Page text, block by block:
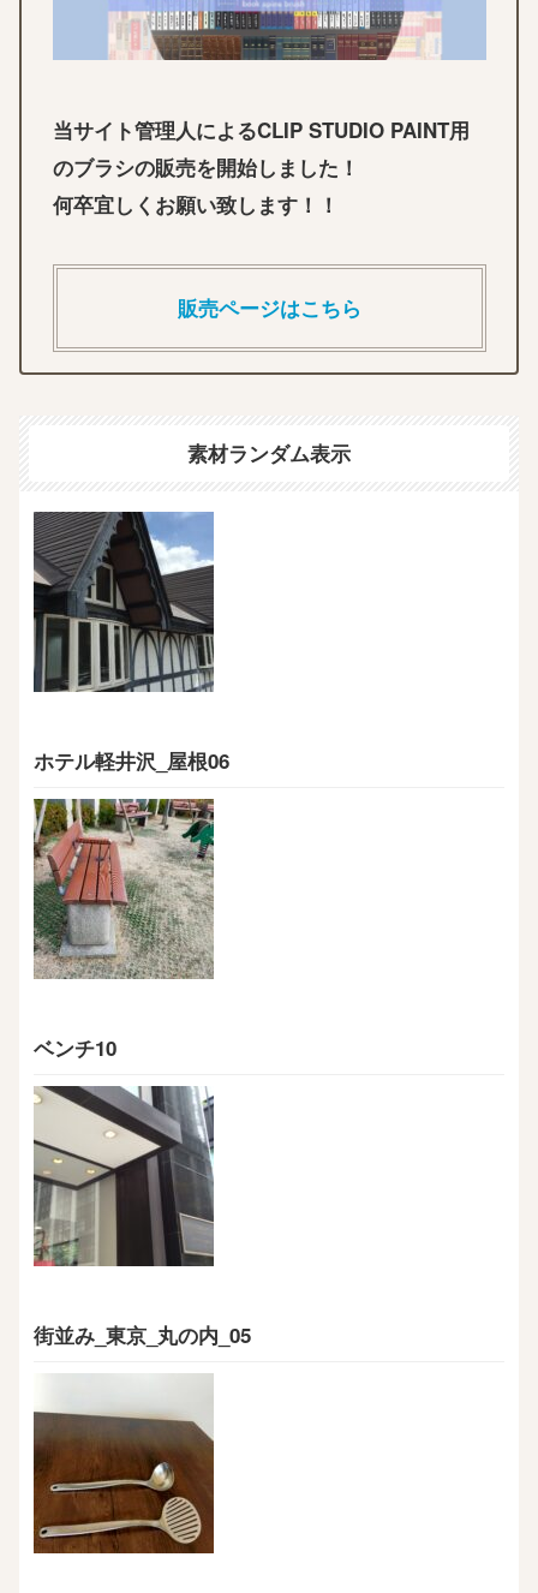
当サイト管理人によるCLIP STUDIO PAINT用
のブラシの販売を開始しました！
何卒宜しくお願い致します！！
販売ページはこちら
素材ランダム表示
ホテル軽井沢_屋根06
ベンチ10
街並み_東京_丸の内_05